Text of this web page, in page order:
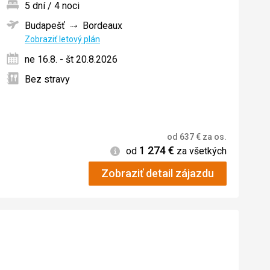
5 dní / 4 noci
Budapešť
Bordeaux
Zobraziť letový plán
ne 16.8. - št 20.8.2026
Bez stravy
od 637€ za os.
Informácie
od 1 274€ za všetkých
Zobraziť detail zájazdu